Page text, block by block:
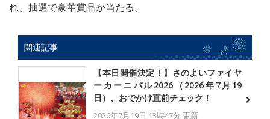
れ、抽選で豪華賞品が当たる。
関連記事
【本日開催決定！】さのよいファイヤ
ーカーニバル2026（2026年7月19
日）、おでかけ直前チェック！
2026年7月19日 13時47分 更新